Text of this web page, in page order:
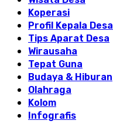
Koperasi
Profil Kepala Desa
Tips Aparat Desa
Wirausaha
Tepat Guna
Budaya & Hiburan
Olahraga
Kolom
Infografis